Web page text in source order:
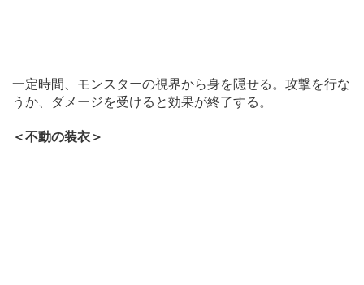
一定時間、モンスターの視界から身を隠せる。攻撃を行な
うか、ダメージを受けると効果が終了する。
＜不動の装衣＞